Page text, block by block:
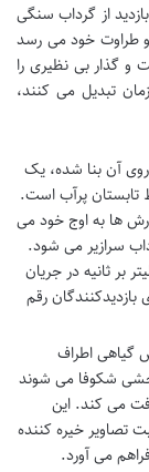
از گرداب سنگی
طراوت خود می رسد
و گذار بی نظیری را
تبدیل می کنند،
آن بنا شده، یک
پرآب است.
ها به اوج خود می
سرازیر می شود.
این حجم عظیم آب زلال که با دبی ۱۷۰ لیتر بر ثانیه در جریان
رقم
گیاهی اطراف
شکوفا می شوند
می کند. این
تصاویر خیره کننده
می آورد.